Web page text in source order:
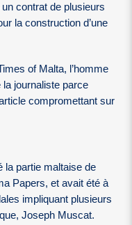
contrat de plusieurs
la construction d’une
of Malta, l’homme
la journaliste parce
compromettant sur
la partie maltaise de
Papers, et avait été à
impliquant plusieurs
Joseph Muscat.